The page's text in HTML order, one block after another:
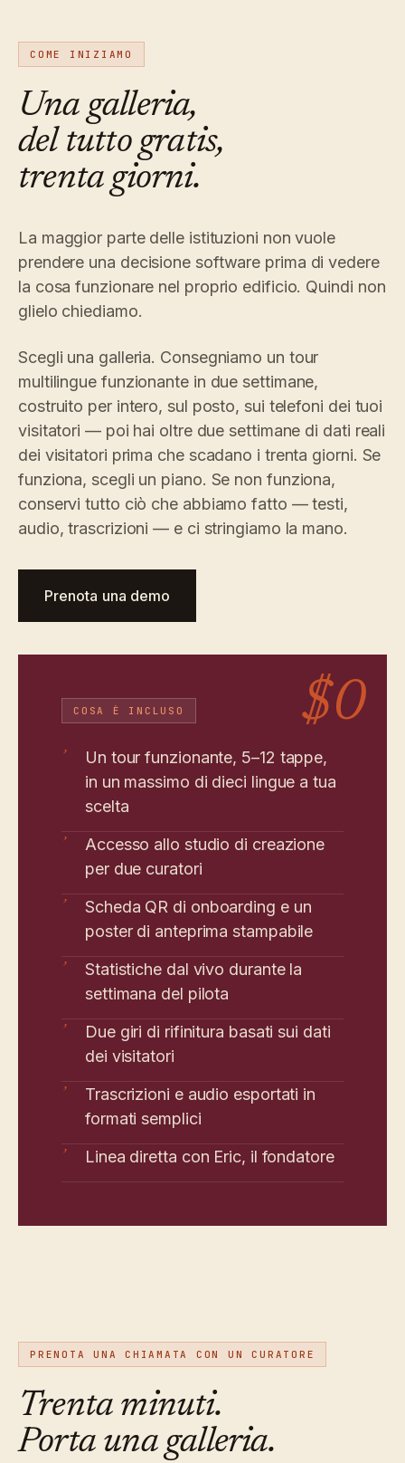
COME INIZIAMO
Una galleria,
del tutto gratis,
trenta giorni.
La maggior parte delle istituzioni non vuole
prendere una decisione software prima di vedere
la cosa funzionare nel proprio edificio. Quindi non
glielo chiediamo.
Scegli una galleria. Consegniamo un tour
multilingue funzionante in due settimane,
costruito per intero, sul posto, sui telefoni dei tuoi
visitatori — poi hai oltre due settimane di dati reali
dei visitatori prima che scadano i trenta giorni. Se
funziona, scegli un piano. Se non funziona,
conservi tutto ciò che abbiamo fatto — testi,
audio, trascrizioni — e ci stringiamo la mano.
Prenota una demo
COSA È INCLUSO
’
Un tour funzionante, 5–12 tappe,
in un massimo di dieci lingue a tua
scelta
’
Accesso allo studio di creazione
per due curatori
’
Scheda QR di onboarding e un
poster di anteprima stampabile
’
Statistiche dal vivo durante la
settimana del pilota
’
Due giri di rifinitura basati sui dati
dei visitatori
’
Trascrizioni e audio esportati in
formati semplici
’ Linea diretta con Eric, il fondatore
$0
PRENOTA UNA CHIAMATA CON UN CURATORE
Trenta minuti.
Porta una galleria.